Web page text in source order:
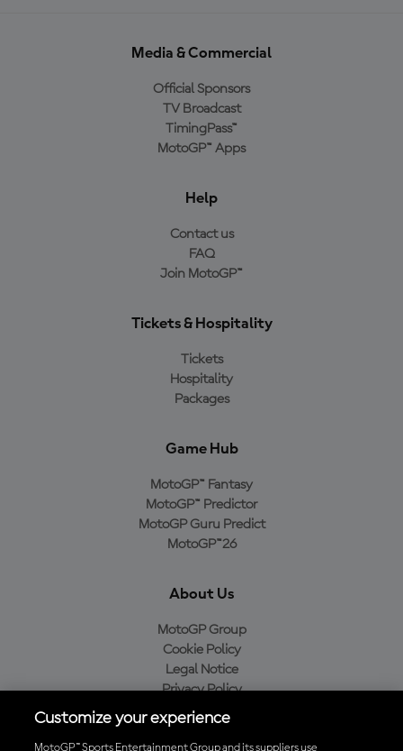
Media & Commercial
Official Sponsors
TV Broadcast
TimingPass™
MotoGP™ Apps
Help
Contact us
FAQ
Join MotoGP™
Tickets & Hospitality
Tickets
Hospitality
Packages
Game Hub
MotoGP™ Fantasy
MotoGP™ Predictor
MotoGP Guru Predict
MotoGP™26
About Us
MotoGP Group
Cookie Policy
Legal Notice
Privacy Policy
Purchase Policy
Customize your experience
MotoGP™ Sports Entertainment Group and its suppliers use